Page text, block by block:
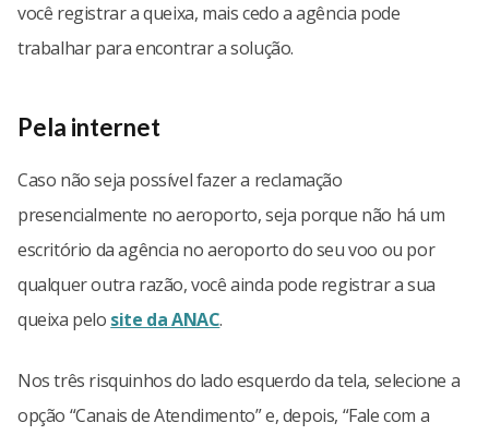
você registrar a queixa, mais cedo a agência pode
trabalhar para encontrar a solução.
Pela internet
Caso não seja possível fazer a reclamação
presencialmente no aeroporto, seja porque não há um
escritório da agência no aeroporto do seu voo ou por
qualquer outra razão, você ainda pode registrar a sua
queixa pelo site da ANAC.
Nos três risquinhos do lado esquerdo da tela, selecione a
opção “Canais de Atendimento” e, depois, “Fale com a